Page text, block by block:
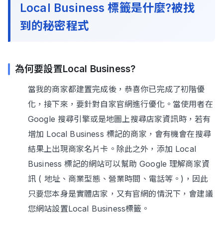
Local Business 標籤是什麼?被找
到的秘密程式
為何要設置Local Business?
當我的商家都建置完成後，恭喜你已完成了初階優
化，接下來，要針對自家官網進行優化。當使用者在
Google 搜尋引擎或是地圖上搜尋店家資訊時，若有
增加 Local Business 標記的商家，會有機會在搜尋
結果上出現商家名片卡。除此之外，添加 Local
Business 標記的網站可以幫助 Google 理解商家資
訊 ( 地址、商業型態、營業時間、電話等。)，因此
只要您本身是實體店家，又有官網的情況下，會建議
您網站設置Local Business標籤。